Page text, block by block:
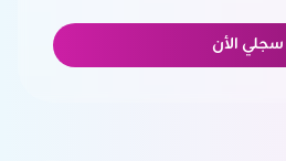
سجلي الأن